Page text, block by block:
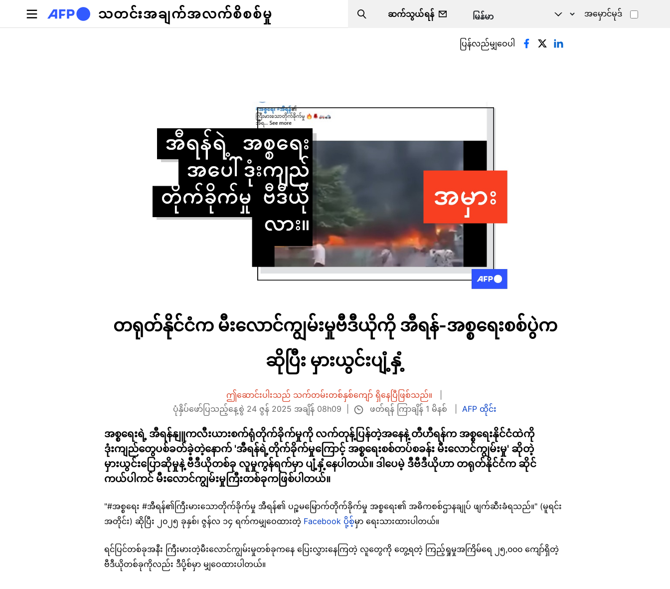
အဓိကအကြောင်းအရာသို့ သွားမည်
သတင်းအချက်အလက်စိစစ်မှု Search
ဆက်သွယ်ရန် အမှောင်မုဒ်
ပြန်လည်မျှဝေပါ
တရုတ်နိုင်ငံက မီးလောင်ကျွမ်းမှုဗီဒီယိုကို အီရန်-အစ္စရေးစစ်ပွဲက
ဆိုပြီး မှားယွင်းပျံ့နှံ့
ဤဆောင်းပါးသည် သက်တမ်းတစ်နှစ်ကျော် ရှိနေပြီဖြစ်သည်။
ပုံနှိပ်ဖော်ပြသည့်နေ့စွဲ 24 ဇွန် 2025 အချိန် 08h09
ဖတ်ရန် ကြာချိန် 1 မိနစ် AFP ထိုင်း
အစ္စရေးရဲ့ အီရန်နျူကလီးယားစက်ရုံတိုက်ခိုက်မှုကို လက်တုန့်ပြန်တဲ့အနေနဲ့ တီဟီရန်က အစ္စရေးနိုင်ငံထဲကို
ဒုံးကျည်တွေပစ်ခတ်ခဲ့တဲ့နောက် 'အီရန်ရဲ့တိုက်ခိုက်မှုကြောင့် အစ္စရေးစစ်တပ်စခန်း မီးလောင်ကျွမ်းမှု' ဆိုတဲ့
မှားယွင်းပြောဆိုမှုနဲ့ ဗီဒီယိုတစ်ခု လူမှုကွန်ရက်မှာ ပျံ့နှံ့နေပါတယ်။ ဒါပေမဲ့ ဒီဗီဒီယိုဟာ တရုတ်နိုင်ငံက ဆိုင်
ကယ်ပါကင် မီးလောင်ကျွမ်းမှုကြီးတစ်ခုကဖြစ်ပါတယ်။
"#အစ္စရေး #အီရန်၏ကြီးမားသောတိုက်ခိုက်မှု အီရန်၏ ပဉ္စမမြောက်တိုက်ခိုက်မှု အစ္စရေး၏ အဓိကစစ်ဌာနချုပ် ဖျက်ဆီးခံရသည်။" (မူရင်း
အတိုင်း) ဆိုပြီး ၂၀၂၅ ခုနှစ်၊ ဇွန်လ ၁၄ ရက်ကမျှဝေထားတဲ့ Facebook ပို့စ့်မှာ ရေးသားထားပါတယ်။
ရင်ပြင်တစ်ခုအနီး ကြီးမားတဲ့မီးလောင်ကျွမ်းမှုတစ်ခုကနေ ပြေးလွှားနေကြတဲ့ လူတွေကို တွေ့ရတဲ့ ကြည့်ရှုမှုအကြိမ်ရေ ၂၅,၀၀၀ ကျော်ရှိတဲ့
ဗီဒီယိုတစ်ခုကိုလည်း ဒီပို့စ်မှာ မျှဝေထားပါတယ်။